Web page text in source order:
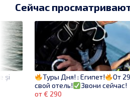
şi
Сейчас
Туры Дня! : Египет! От
свой отель!
Звони сейчас!
от € 290